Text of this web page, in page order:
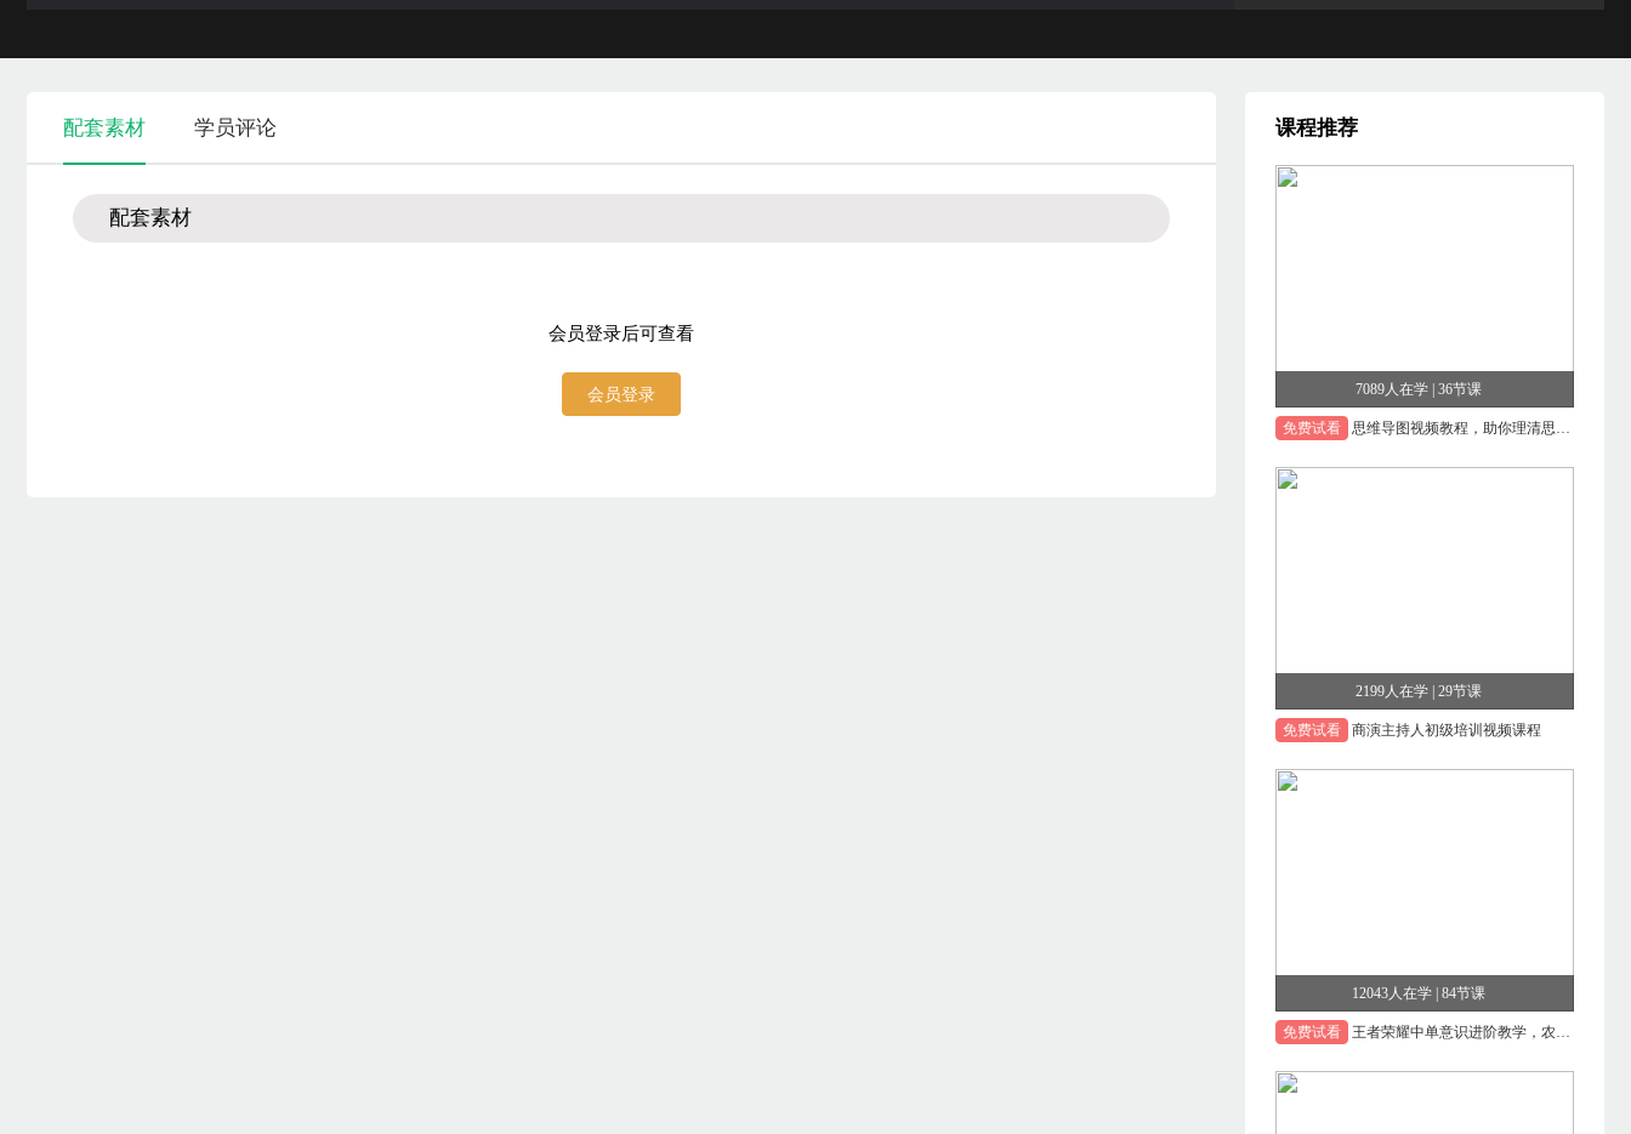
配套素材 学员评论
配套素材
会员登录后可查看
会员登录
课程推荐
7089人在学 | 36节课
免费试看 思维导图视频教程，助你理清思路捕捉创意的自学视频网课
2199人在学 | 29节课
免费试看 商演主持人初级培训视频课程
12043人在学 | 84节课
免费试看 王者荣耀中单意识进阶教学，农药中单视频教程